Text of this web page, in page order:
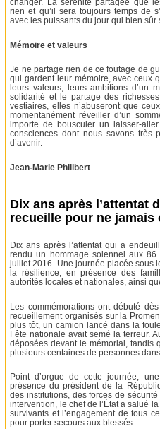
changer. La sérénité partagée que
rien et qu’il sera toujours temps de
avec les puissants du jour qui bien
Mémoire et valeurs
Je ne partage rien de ce foutage de
qui gardent leur mémoire, avec ceux
leurs valeurs, leurs ambitions d’un
solidarité et le partage des
vestiaires, elles n’abuseront que
momentanément réveiller d’un
importe de bousculer un laisser-
consciences dont nous savons très
d’avenir.
Jean-Marie Philibert
Dix ans après l’attentat
recueille pour ne jamais
Dix ans après l’attentat qui a
rendu un hommage solennel aux 86
juillet 2016. Une journée placée sous
la résilience, en présence des
autorités locales et nationales, ainsi
Les commémorations ont débuté
recueillement organisés sur la
plus tôt, un camion lancé dans la
Fête nationale avait semé la terreur.
déposées devant le mémorial, tandis
plusieurs centaines de personnes
Point d’orgue de cette journée,
présence du président de la
des institutions, des forces de
intervention, le chef de l’État a salué
survivants et l’engagement de tous
pour porter secours aux blessés.